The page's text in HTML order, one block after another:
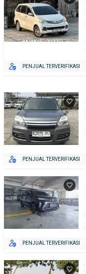
PENJUAL TERVERIFIKASI
PENJUAL TERVERIFIKASI
PENJUAL TERVERIFIKASI